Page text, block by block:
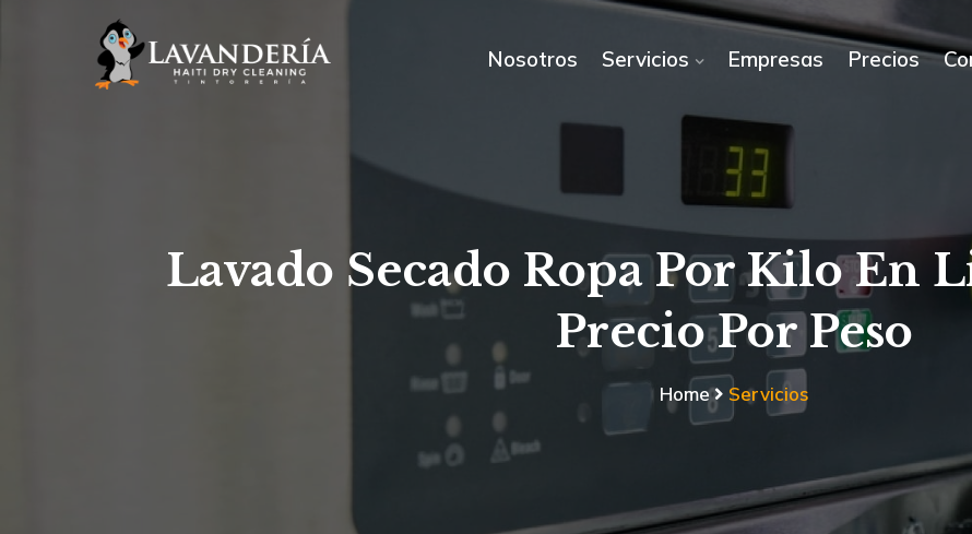
Nosotros Servicios Empresas Precios
Lavado Secado Ropa Por Kilo En
Precio Por Peso
Home Servicios